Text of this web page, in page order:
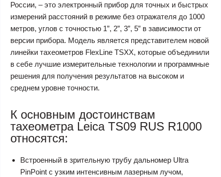
России, – это электронный прибор для точных и быстрых
измерений расстояний в режиме без отражателя до 1000
метров, углов с точностью 1”, 2”, 3”, 5” в зависимости от
версии прибора. Модель является представителем новой
линейки тахеометров FlexLine TSХХ, которые объединили
в себе лучшие измерительные технологии и программные
решения для получения результатов на высоком и
среднем уровне точности.
К основным достоинствам
тахеометра Leica TS09 RUS R1000
относятся:
Встроенный в зрительную трубу дальномер Ultra
PinPoint c узким интенсивным лазерным лучом,